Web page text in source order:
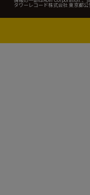
タワーレコード株式会社 東京都